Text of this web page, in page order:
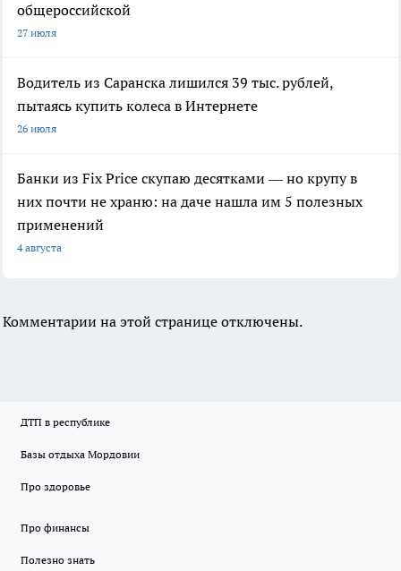
общероссийской
27 июля
Водитель из Саранска лишился 39 тыс. рублей,
пытаясь купить колеса в Интернете
26 июля
Банки из Fix Price скупаю десятками — но крупу в
них почти не храню: на даче нашла им 5 полезных
применений
4 августа
Комментарии на этой странице отключены.
ДТП в республике
Базы отдыха Мордовии
Про здоровье
Про финансы
Полезно знать